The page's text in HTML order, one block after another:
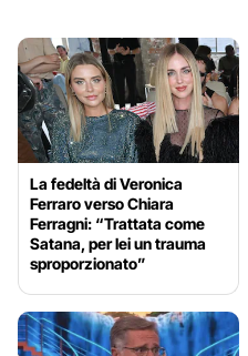
La fedeltà di Veronica
Ferraro verso Chiara
Ferragni: “Trattata come
Satana, per lei un trauma
sproporzionato”